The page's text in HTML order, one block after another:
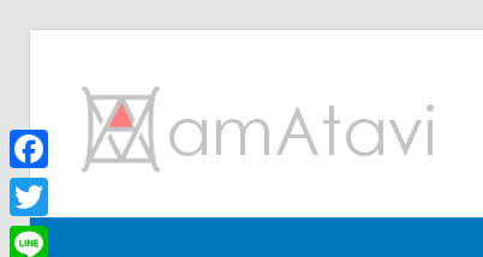
ン
ツ
へ
を
Facebook
Twitter